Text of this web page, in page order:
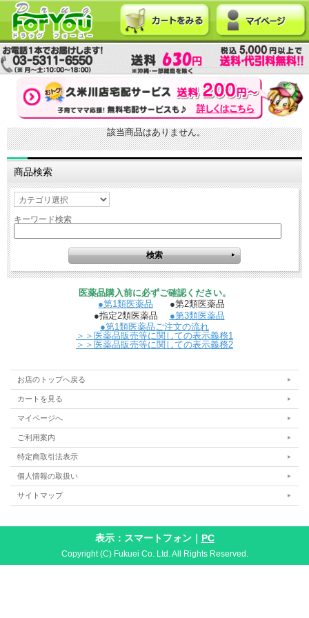
該当商品はありません。
商品検索
キーワード検索
医薬品購入前に必ずご確認ください。
●第1類医薬品
●第2類医薬品
●指定2類医薬品
●第3類医薬品
●第1類医薬品ご注文の流れ
＞＞医薬品販売等に関しての表示義務1
＞＞医薬品販売等に関しての表示義務2
お店のトップへ戻る
カートを見る
マイページへ
ご利用案内
特定商取引法表示
個人情報の取扱い
サイトマップ
表示：スマートフォン｜ PC
Copyright (C) Fukuei Co. Ltd. All Rights Reserved.